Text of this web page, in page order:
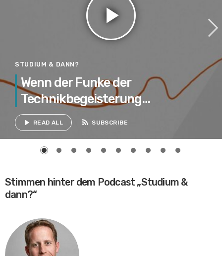
STUDIUM & DANN?
Wenn der Funke der
Technikbegeisterung
überspringt: Daniel Tamanini über
seine Arbeit als Dozent im
Bereich Elektrotechnik und die
Mentoren
play_arrow READ ALL rss_feed SUBSCRIBE
play_arrow
Stimmen hinter dem Podcast „Studium &
dann?“